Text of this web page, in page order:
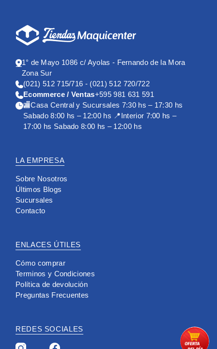
1° de Mayo 1086 c/ Ayolas - Fernando de la Mora
Zona Sur
(021) 512 715/716 - (021) 512 720/722
Ecommerce / Ventas+595 981 631 591
🏬Casa Central y Sucursales 7:30 hs – 17:30 hs
Sabado 8:00 hs – 12:00 hs 📍Interior 7:00 hs –
17:00 hs Sabado 8:00 hs – 12:00 hs
LA EMPRESA
Sobre Nosotros
Últimos Blogs
Sucursales
Contacto
ENLACES ÚTILES
Cómo comprar
Terminos y Condiciones
Política de devolución
Preguntas Frecuentes
REDES SOCIALES